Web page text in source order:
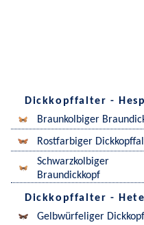
Dickkopffalter -
Braunkolbiger
Rostfarbiger
Schwarzkolbiger
Braundickkopf
Dickkopffalter -
Gelbwürfeliger